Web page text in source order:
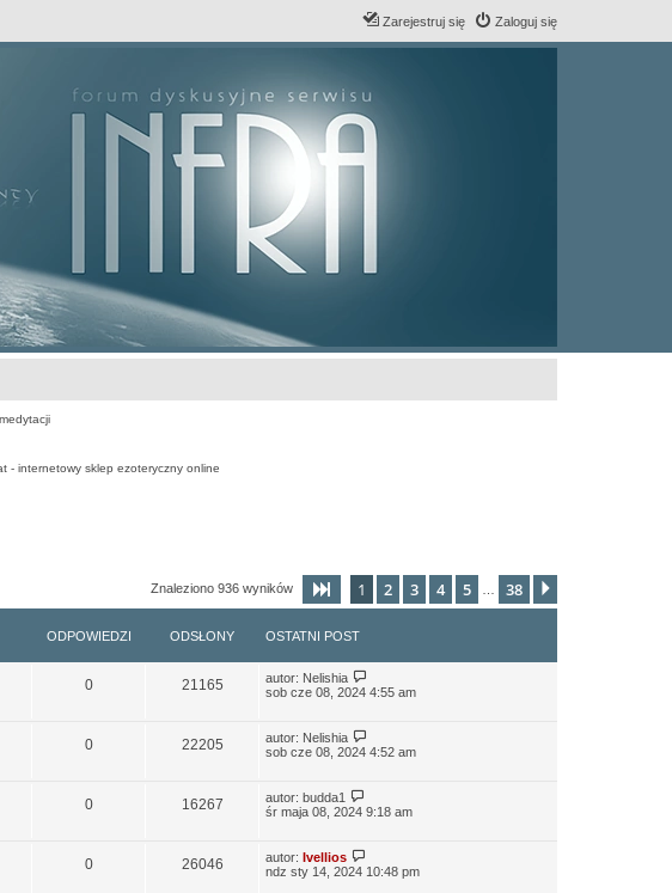
Zaloguj się
Zarejestruj się
- internetowy sklep ezoteryczny online
Znaleziono 936 wyników Strona1 z38
1 2 3 4 5 38
ODPOWIEDZI ODSŁONY OSTATNI POST
0 21165 autor: Nelishia
sob cze 08, 2024 4:55 am
0 22205 autor: Nelishia
sob cze 08, 2024 4:52 am
0 16267 autor: budda1
śr maja 08, 2024 9:18 am
0 26046 autor: Ivellios
ndz sty 14, 2024 10:48 pm